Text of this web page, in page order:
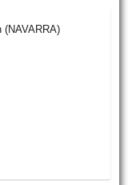
(NAVARRA)